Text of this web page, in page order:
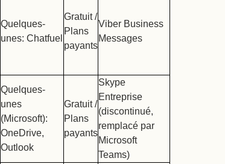
Quelques-
unes: Chatfuel
Gratuit /
Plans
payants
Viber Business
Messages
Quelques-
unes
(Microsoft):
OneDrive,
Outlook
Gratuit /
Plans
payants
Skype
Entreprise
(discontinué,
remplacé par
Microsoft
Teams)